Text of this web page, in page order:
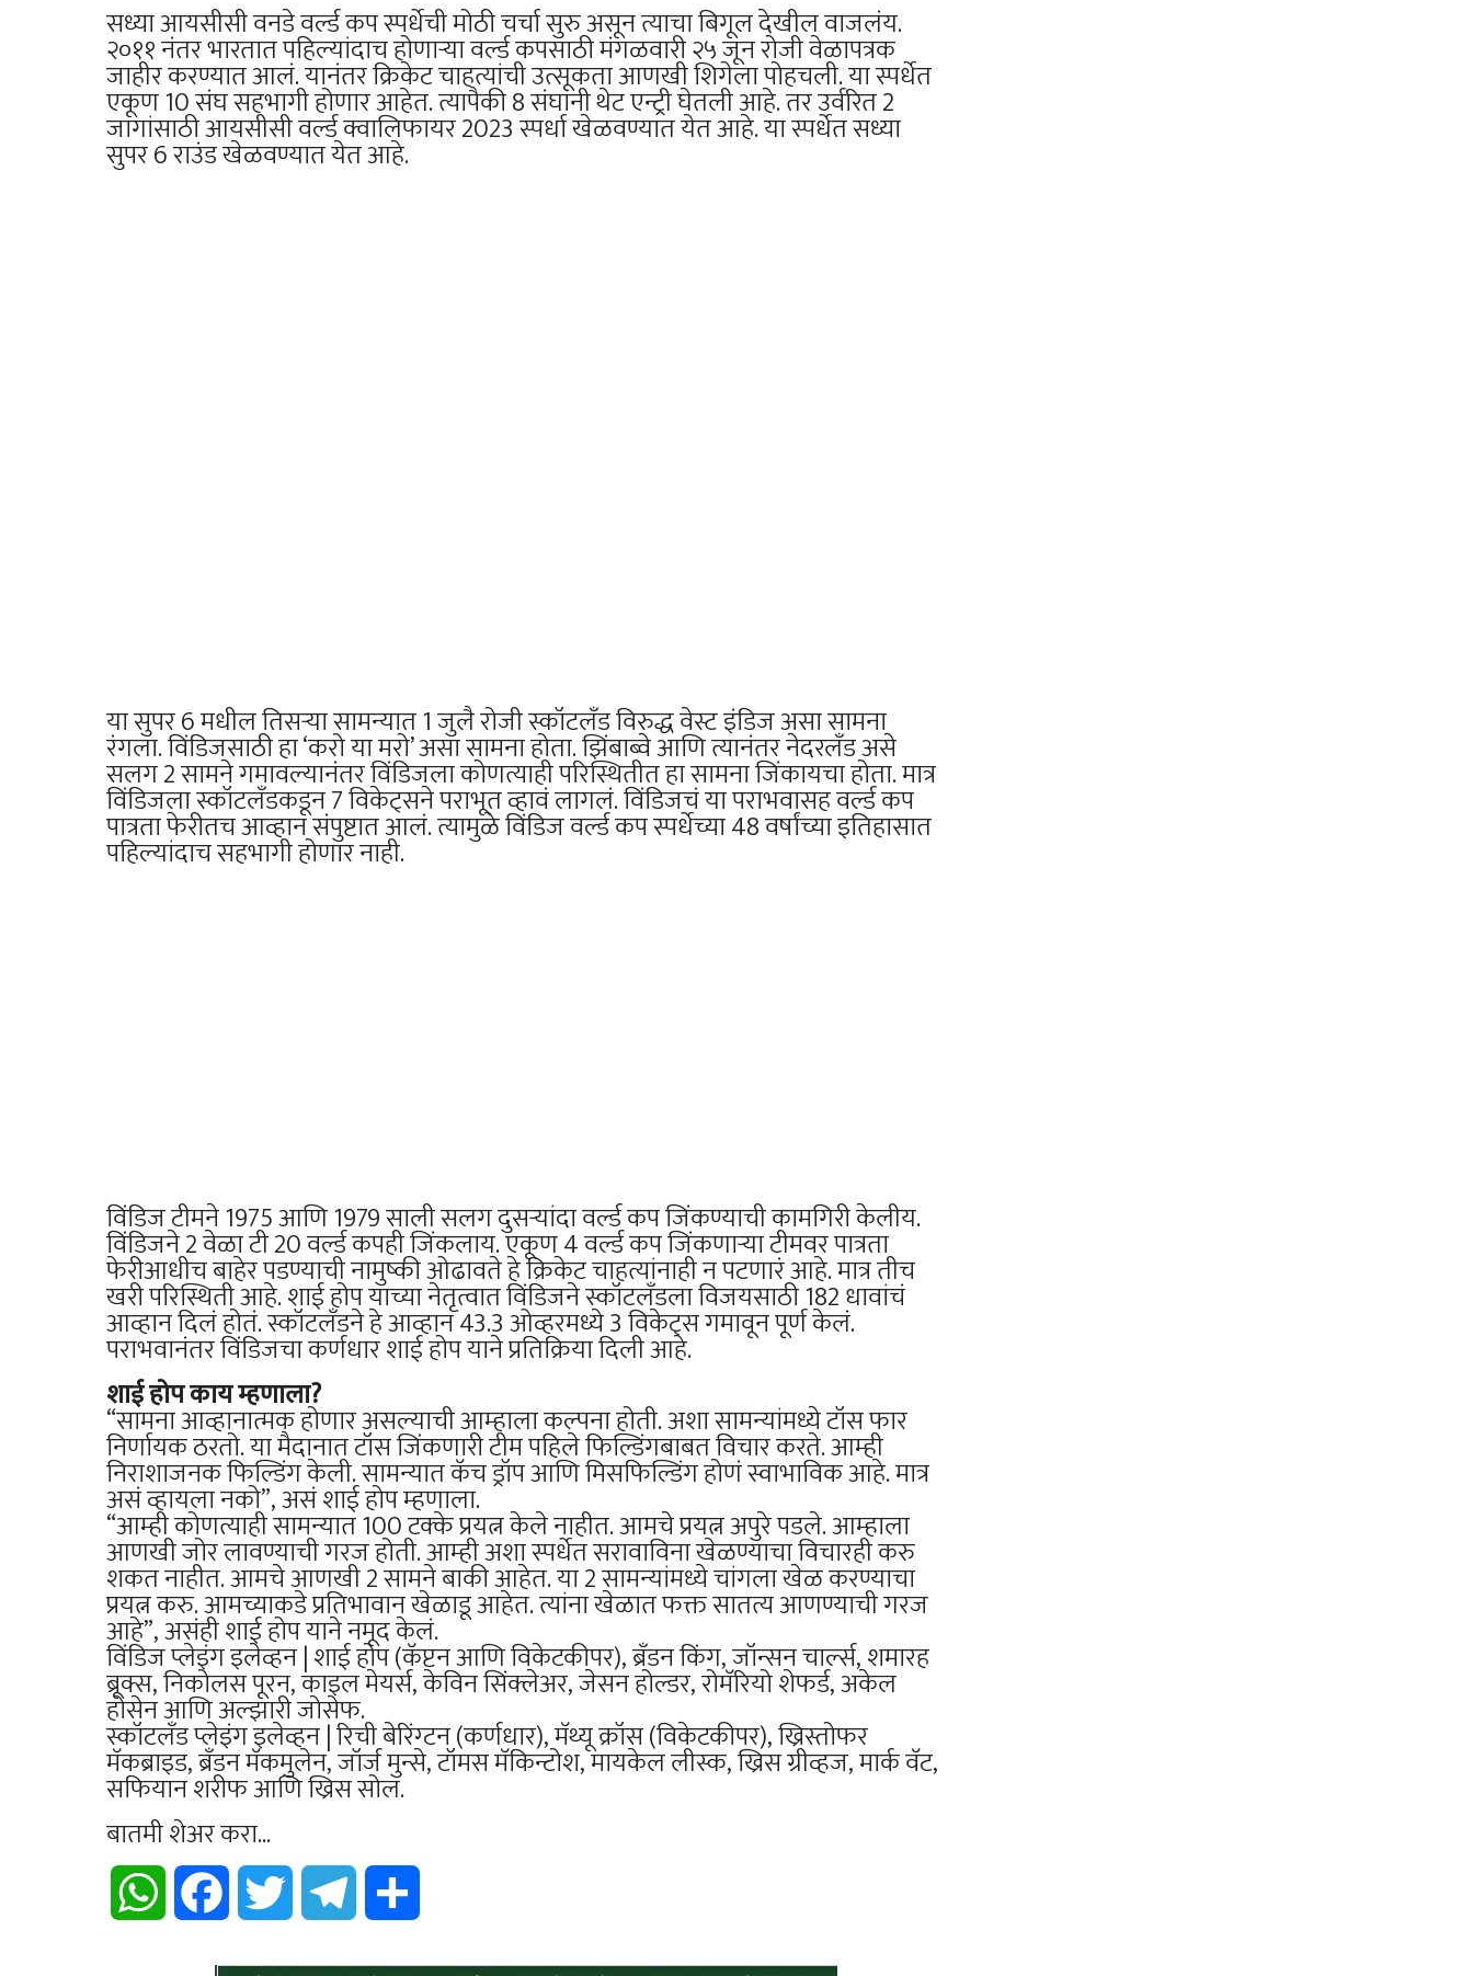
सध्या आयसीसी वनडे वर्ल्ड कप स्पर्धेची मोठी चर्चा सुरु असून त्याचा बिगूल देखील वाजलंय.
२०११ नंतर भारतात पहिल्यांदाच होणाऱ्या वर्ल्ड कपसाठी मंगळवारी २५ जून रोजी वेळापत्रक
जाहीर करण्यात आलं. यानंतर क्रिकेट चाहत्यांची उत्सूकता आणखी शिगेला पोहचली. या स्पर्धेत
एकूण 10 संघ सहभागी होणार आहेत. त्यापैकी 8 संघांनी थेट एन्ट्री घेतली आहे. तर उर्वरित 2
जागांसाठी आयसीसी वर्ल्ड क्वालिफायर 2023 स्पर्धा खेळवण्यात येत आहे. या स्पर्धेत सध्या
सुपर 6 राउंड खेळवण्यात येत आहे.
या सुपर 6 मधील तिसऱ्या सामन्यात 1 जुलै रोजी स्कॉटलँड विरुद्ध वेस्ट इंडिज असा सामना
रंगला. विंडिजसाठी हा ‘करो या मरो’ असा सामना होता. झिंबाब्वे आणि त्यानंतर नेदरलँड असे
सलग 2 सामने गमावल्यानंतर विंडिजला कोणत्याही परिस्थितीत हा सामना जिंकायचा होता. मात्र
विंडिजला स्कॉटलँडकडून 7 विकेट्सने पराभूत व्हावं लागलं. विंडिजचं या पराभवासह वर्ल्ड कप
पात्रता फेरीतच आव्हान संपुष्टात आलं. त्यामुळे विंडिज वर्ल्ड कप स्पर्धेच्या 48 वर्षांच्या इतिहासात
पहिल्यांदाच सहभागी होणार नाही.
विंडिज टीमने 1975 आणि 1979 साली सलग दुसऱ्यांदा वर्ल्ड कप जिंकण्याची कामगिरी केलीय.
विंडिजने 2 वेळा टी 20 वर्ल्ड कपही जिंकलाय. एकूण 4 वर्ल्ड कप जिंकणाऱ्या टीमवर पात्रता
फेरीआधीच बाहेर पडण्याची नामुष्की ओढावते हे क्रिकेट चाहत्यांनाही न पटणारं आहे. मात्र तीच
खरी परिस्थिती आहे. शाई होप याच्या नेतृत्वात विंडिजने स्कॉटलँडला विजयसाठी 182 धावांचं
आव्हान दिलं होतं. स्कॉटलँडने हे आव्हान 43.3 ओव्हरमध्ये 3 विकेट्स गमावून पूर्ण केलं.
पराभवानंतर विंडिजचा कर्णधार शाई होप याने प्रतिक्रिया दिली आहे.
शाई होप काय म्हणाला?
“सामना आव्हानात्मक होणार असल्याची आम्हाला कल्पना होती. अशा सामन्यांमध्ये टॉस फार
निर्णायक ठरतो. या मैदानात टॉस जिंकणारी टीम पहिले फिल्डिंगबाबत विचार करते. आम्ही
निराशाजनक फिल्डिंग केली. सामन्यात कॅच ड्रॉप आणि मिसफिल्डिंग होणं स्वाभाविक आहे. मात्र
असं व्हायला नको”, असं शाई होप म्हणाला.
“आम्ही कोणत्याही सामन्यात 100 टक्के प्रयत्न केले नाहीत. आमचे प्रयत्न अपुरे पडले. आम्हाला
आणखी जोर लावण्याची गरज होती. आम्ही अशा स्पर्धेत सरावाविना खेळण्याचा विचारही करु
शकत नाहीत. आमचे आणखी 2 सामने बाकी आहेत. या 2 सामन्यांमध्ये चांगला खेळ करण्याचा
प्रयत्न करु. आमच्याकडे प्रतिभावान खेळाडू आहेत. त्यांना खेळात फक्त सातत्य आणण्याची गरज
आहे”, असंही शाई होप याने नमूद केलं.
विंडिज प्लेइंग इलेव्हन | शाई होप (कॅप्टन आणि विकेटकीपर), ब्रँडन किंग, जॉन्सन चार्ल्स, शमारह
ब्रूक्स, निकोलस पूरन, काइल मेयर्स, केविन सिंक्लेअर, जेसन होल्डर, रोमॅरियो शेफर्ड, अकेल
होसेन आणि अल्झारी जोसेफ.
स्कॉटलँड प्लेइंग इलेव्हन | रिची बेरिंग्टन (कर्णधार), मॅथ्यू क्रॉस (विकेटकीपर), ख्रिस्तोफर
मॅकब्राइड, ब्रँडन मॅकमुलेन, जॉर्ज मुन्से, टॉमस मॅकिन्टोश, मायकेल लीस्क, ख्रिस ग्रीव्हज, मार्क वॅट,
सफियान शरीफ आणि ख्रिस सोल.
बातमी शेअर करा...
WhatsApp Facebook Twitter Telegram